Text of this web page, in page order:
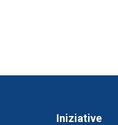
Iniziative